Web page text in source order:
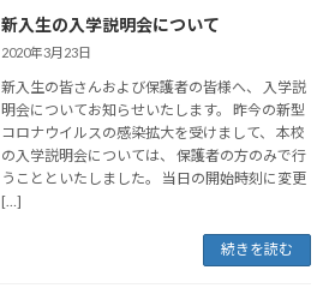
新入生の入学説明会について
2020年3月23日
新入生の皆さんおよび保護者の皆様へ、 入学説
明会についてお知らせいたします。 昨今の新型
コロナウイルスの感染拡大を受けまして、 本校
の入学説明会については、 保護者の方のみで行
うことといたしました。 当日の開始時刻に変更
[…]
続きを読む